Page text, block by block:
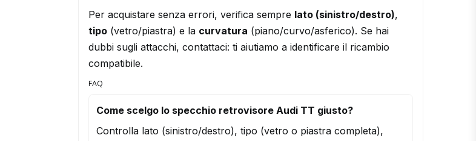
Per acquistare senza errori, verifica sempre lato (sinistro/destro),
tipo (vetro/piastra) e la curvatura (piano/curvo/asferico). Se hai
dubbi sugli attacchi, contattaci: ti aiutiamo a identificare il ricambio
compatibile.
FAQ
Come scelgo lo specchio retrovisore Audi TT giusto?
Controlla lato (sinistro/destro), tipo (vetro o piastra completa),